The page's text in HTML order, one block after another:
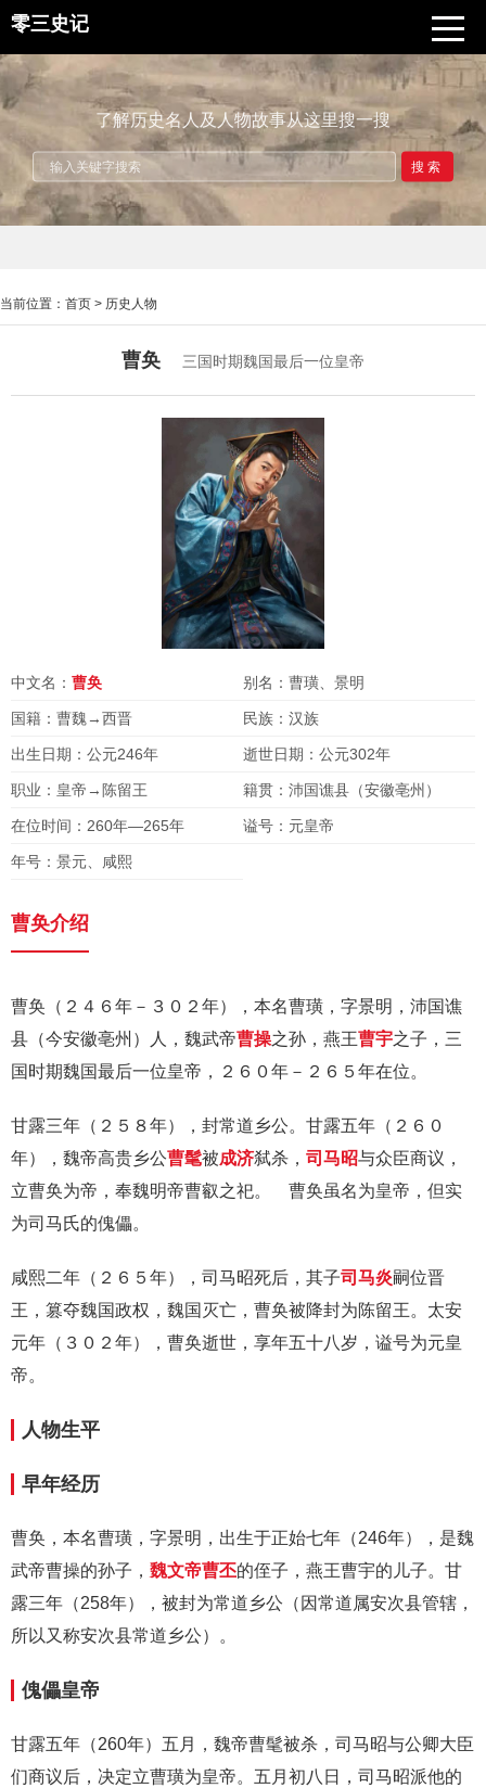
零三史记
了解历史名人及人物故事从这里搜一搜
搜索
当前位置： 首页 > 历史人物
曹奂 三国时期魏国最后一位皇帝
中文名： 曹奂 别名：曹璜、景明
国籍：曹魏→西晋 民族：汉族
出生日期：公元246年 逝世日期：公元302年
职业：皇帝→陈留王 籍贯：沛国谯县（安徽亳州）
在位时间：260年―265年 谥号：元皇帝
年号：景元、咸熙
曹奂介绍
曹奂（２４６年－３０２年），本名曹璜，字景明，沛国谯
县（今安徽亳州）人，魏武帝曹操之孙，燕王曹宇之子，三
国时期魏国最后一位皇帝，２６０年－２６５年在位。
甘露三年（２５８年），封常道乡公。甘露五年（２６０
年），魏帝高贵乡公曹髦被成济弑杀， 司马昭与众臣商议，
立曹奂为帝，奉魏明帝曹叡之祀。 曹奂虽名为皇帝，但实
为司马氏的傀儡。
咸熙二年（２６５年），司马昭死后，其子司马炎嗣位晋
王，篡夺魏国政权，魏国灭亡，曹奂被降封为陈留王。太安
元年（３０２年），曹奂逝世，享年五十八岁，谥号为元皇
帝。
人物生平
早年经历
曹奂，本名曹璜，字景明，出生于正始七年（246年），是魏
武帝曹操的孙子， 魏文帝曹丕的侄子，燕王曹宇的儿子。甘
露三年（258年），被封为常道乡公（因常道属安次县管辖，
所以又称安次县常道乡公）。
傀儡皇帝
甘露五年（260年）五月，魏帝曹髦被杀，司马昭与公卿大臣
们商议后，决定立曹璜为皇帝。五月初八日，司马昭派他的